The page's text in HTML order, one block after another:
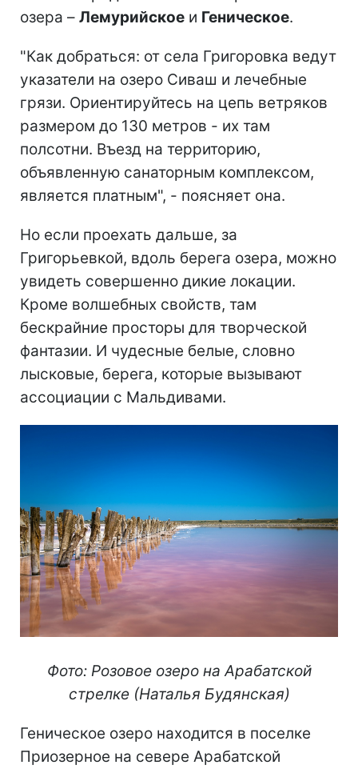
озера – Лемурийское и Геническое.
"Как добраться: от села Григоровка ведут
указатели на озеро Сиваш и лечебные
грязи. Ориентируйтесь на цепь ветряков
размером до 130 метров - их там
полсотни. Въезд на территорию,
объявленную санаторным комплексом,
является платным", - поясняет она.
Но если проехать дальше, за
Григорьевкой, вдоль берега озера, можно
увидеть совершенно дикие локации.
Кроме волшебных свойств, там
бескрайние просторы для творческой
фантазии. И чудесные белые, словно
лысковые, берега, которые вызывают
ассоциации с Мальдивами.
Фото: Розовое озеро на Арабатской
стрелке (Наталья Будянская)
Геническое озеро находится в поселке
Приозерное на севере Арабатской